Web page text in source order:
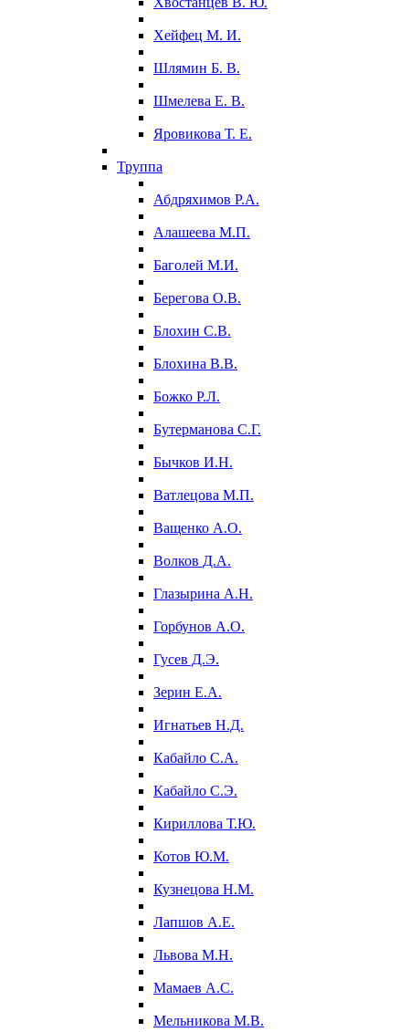
Хейфец М. И.
Шлямин Б. В.
Шмелева Е. В.
Яровикова Т. Е.
Труппа
Абдряхимов Р.А.
Алашеева М.П.
Баголей М.И.
Берегова О.В.
Блохин С.В.
Блохина В.В.
Божко Р.Л.
Бутерманова С.Г.
Бычков И.Н.
Ватлецова М.П.
Ващенко А.О.
Волков Д.А.
Глазырина А.Н.
Горбунов А.О.
Гусев Д.Э.
Зерин Е.А.
Игнатьев Н.Д.
Кабайло С.А.
Кабайло С.Э.
Кириллова Т.Ю.
Котов Ю.М.
Кузнецова Н.М.
Лапшов А.Е.
Львова М.Н.
Мамаев А.С.
Мельникова М.В.